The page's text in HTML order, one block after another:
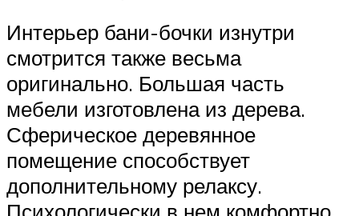
Интерьер бани-бочки изнутри
смотрится также весьма
оригинально. Большая часть
мебели изготовлена из дерева.
Сферическое деревянное
помещение способствует
дополнительному релаксу.